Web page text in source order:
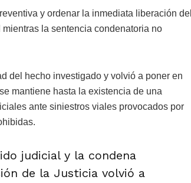
y ordenar la inmediata liberación del
la sentencia condenatoria no
del hecho investigado y volvió a poner en
mantiene hasta la existencia de una
ante siniestros viales provocados por
judicial y la condena
de la Justicia volvió a